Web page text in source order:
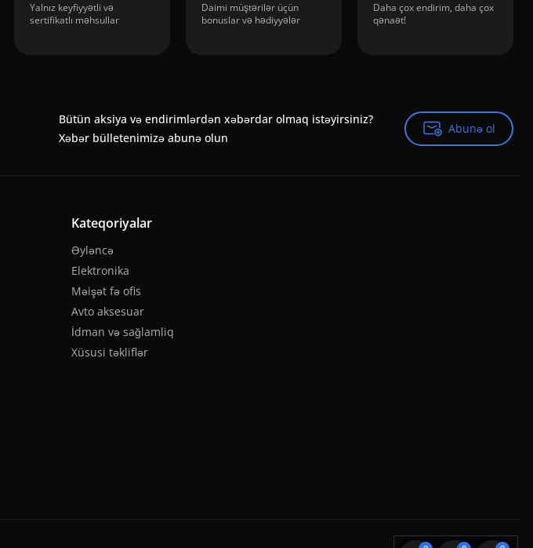
Yalnız keyfiyyətli və
sertifikatlı məhsullar
Daimi müştərilər üçün
bonuslar və hədiyyələr
Daha çox endirim, daha çox
qənaət!
Bütün aksiya və endirimlərdən xəbərdar olmaq istəyirsiniz?
Xəbər bülletenimizə abunə olun
Abunə ol
Abunə ol
Kateqoriyalar
Əyləncə
Elektronika
Məişət fə ofis
Avto aksesuar
İdman və sağlamliq
Xüsusi təkliflər